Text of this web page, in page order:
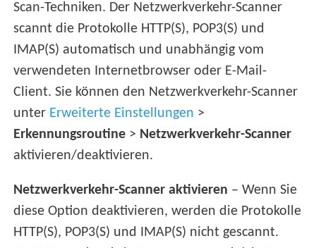
Scan-Techniken. Der Netzwerkverkehr-Scanner
scannt die Protokolle HTTP(S), POP3(S) und
IMAP(S) automatisch und unabhängig vom
verwendeten Internetbrowser oder E-Mail-
Client. Sie können den Netzwerkverkehr-Scanner
unter Erweiterte Einstellungen >
Erkennungsroutine > Netzwerkverkehr-Scanner
aktivieren/deaktivieren.
Netzwerkverkehr-Scanner aktivieren – Wenn Sie
diese Option deaktivieren, werden die Protokolle
HTTP(S), POP3(S) und IMAP(S) nicht gescannt.